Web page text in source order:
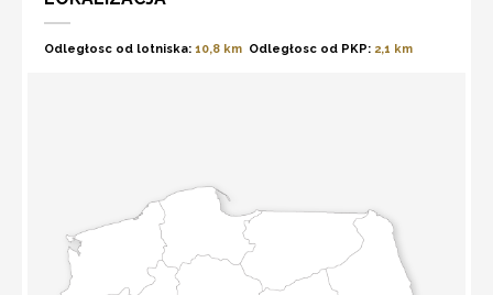
Odległosc od lotniska: 10,8 km Odległosc od PKP: 2,1 km